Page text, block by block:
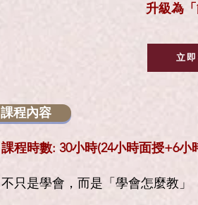
升級為
立
課程內容
課程時數: 30小時(24小時面授+6小
不只是學會，而是「學會怎麼教」